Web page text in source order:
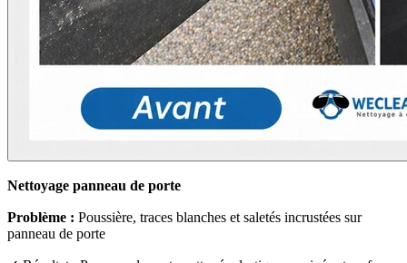
Nettoyage panneau de porte
Problème : Poussière, traces blanches et saletés incrustées sur
panneau de porte